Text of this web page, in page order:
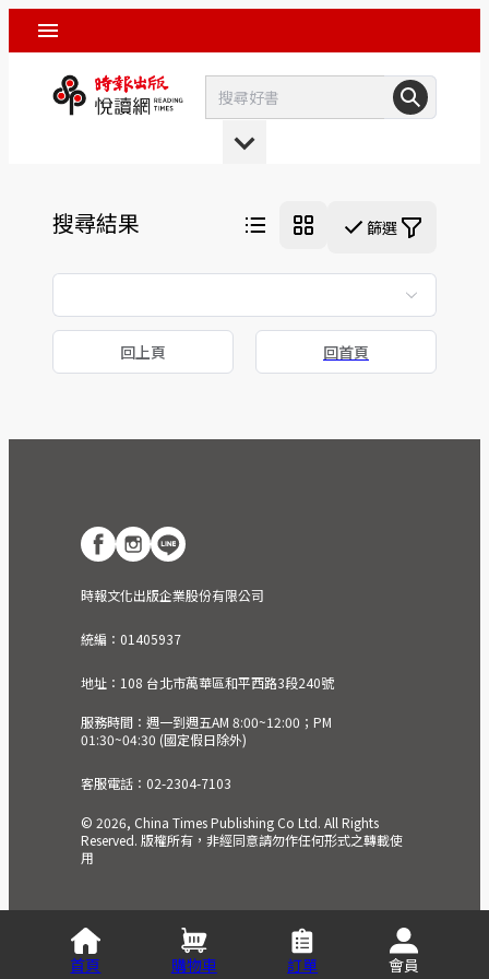
搜尋結果 篩選
回上頁 回首頁
時報文化出版企業股份有限公司
統編：01405937
地址：108 台北市萬華區和平西路3段240號
服務時間：週一到週五AM 8:00~12:00；PM
01:30~04:30 (國定假日除外)
客服電話：02-2304-7103
© 2026, China Times Publishing Co Ltd. All Rights
Reserved. 版權所有，非經同意請勿作任何形式之轉載使
用
首頁 購物車 訂單 會員